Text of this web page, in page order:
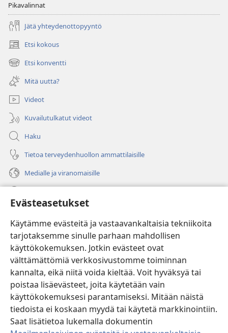
Evästeasetukset
Käytämme evästeitä ja vastaavankaltaisia tekniikoita
tarjotaksemme sinulle parhaan mahdollisen
käyttökokemuksen. Jotkin evästeet ovat
välttämättömiä verkkosivustomme toiminnan
kannalta, eikä niitä voida kieltää. Voit hyväksyä tai
poistaa lisäevästeet, joita käytetään vain
käyttökokemuksesi parantamiseksi. Mitään näistä
tiedoista ei koskaan myydä tai käytetä markkinointiin.
Saat lisätietoa lukemalla dokumentin
Pikavalinnat
Jätä yhteydenottopyyntö
Etsi kokous
(avaa
uuden
ikkunan)
Etsi konventti
(avaa
uuden
ikkunan)
Mitä uutta?
Videot
Kuvailutulkatut videot
Haku
Tietoa terveydenhuollon ammattilaisille
Medialle ja viranomaisille
(avaa
uuden
ikkunan)Vartiotornin VERKKOKIRJASTO
(avaa
uuden
ikkunan)JW Hub ®
(avaa
uuden
ikkunan)
®
Watchtower Library